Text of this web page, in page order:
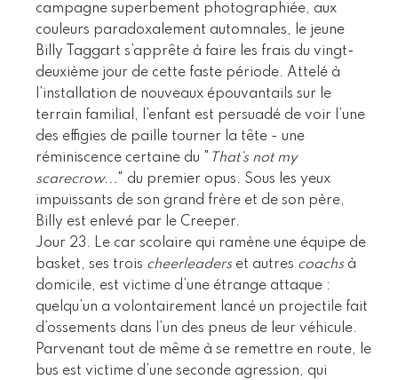
campagne superbement photographiée, aux
couleurs paradoxalement automnales, le jeune
Billy Taggart s’apprête à faire les frais du vingt-
deuxième jour de cette faste période. Attelé à
l’installation de nouveaux épouvantails sur le
terrain familial, l’enfant est persuadé de voir l’une
des effigies de paille tourner la tête - une
réminiscence certaine du "
That’s not my
scarecrow... " du premier opus. Sous les yeux
impuissants de son grand frère et de son père,
Billy est enlevé par le Creeper.
Jour 23. Le car scolaire qui ramène une équipe de
basket, ses trois cheerleaders et autres coachs à
domicile, est victime d’une étrange attaque :
quelqu’un a volontairement lancé un projectile fait
d’ossements dans l’un des pneus de leur véhicule.
Parvenant tout de même à se remettre en route, le
bus est victime d’une seconde agression, qui